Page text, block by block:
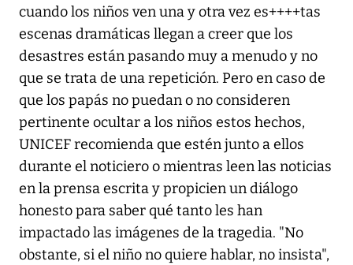
cuando los niños ven una y otra vez es++++tas
escenas dramáticas llegan a creer que los
desastres están pasando muy a menudo y no
que se trata de una repetición. Pero en caso de
que los papás no puedan o no consideren
pertinente ocultar a los niños estos hechos,
UNICEF recomienda que estén junto a ellos
durante el noticiero o mientras leen las noticias
en la prensa escrita y propicien un diálogo
honesto para saber qué tanto les han
impactado las imágenes de la tragedia. "No
obstante, si el niño no quiere hablar, no insista",